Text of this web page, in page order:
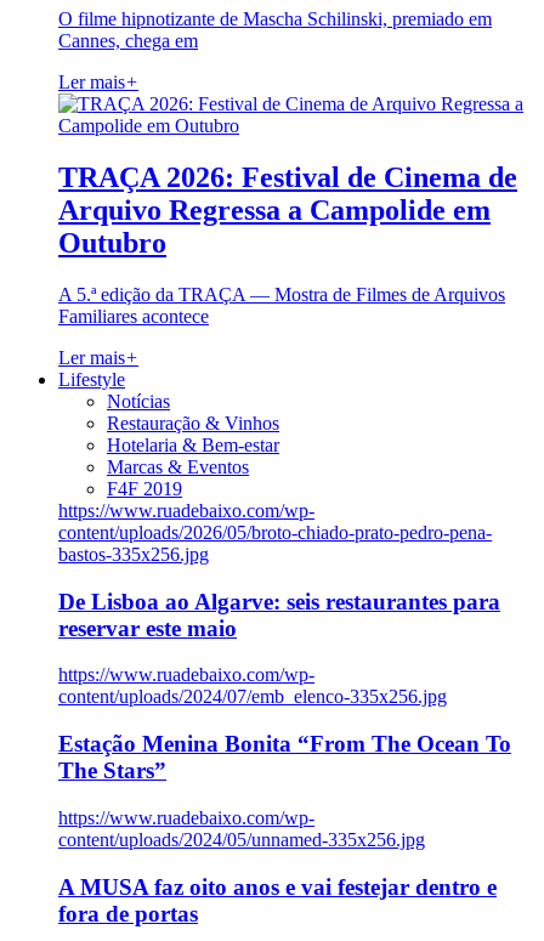
O filme hipnotizante de Mascha Schilinski, premiado em
Cannes, chega em
Ler mais+
TRAÇA 2026: Festival de Cinema de
Arquivo Regressa a Campolide em
Outubro
A 5.ª edição da TRAÇA — Mostra de Filmes de Arquivos
Familiares acontece
Ler mais+
Lifestyle
Notícias
Restauração & Vinhos
Hotelaria & Bem-estar
Marcas & Eventos
F4F 2019
https://www.ruadebaixo.com/wp-
content/uploads/2026/05/broto-chiado-prato-pedro-pena-
bastos-335x256.jpg
De Lisboa ao Algarve: seis restaurantes para
reservar este maio
https://www.ruadebaixo.com/wp-
content/uploads/2024/07/emb_elenco-335x256.jpg
Estação Menina Bonita “From The Ocean To
The Stars”
https://www.ruadebaixo.com/wp-
content/uploads/2024/05/unnamed-335x256.jpg
A MUSA faz oito anos e vai festejar dentro e
fora de portas